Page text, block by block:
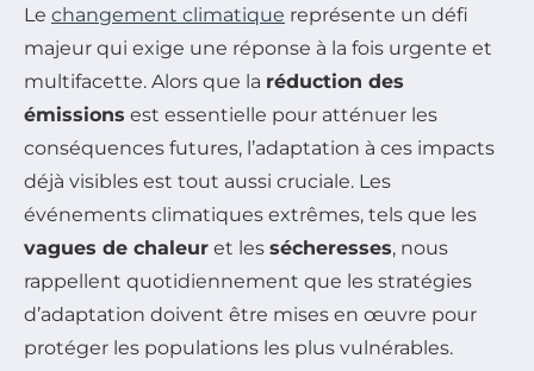
Le changement climatique représente un défi
majeur qui exige une réponse à la fois urgente et
multifacette. Alors que la réduction des
émissions est essentielle pour atténuer les
conséquences futures, l’adaptation à ces impacts
déjà visibles est tout aussi cruciale. Les
événements climatiques extrêmes, tels que les
vagues de chaleur et les sécheresses, nous
rappellent quotidiennement que les stratégies
d’adaptation doivent être mises en œuvre pour
protéger les populations les plus vulnérables.